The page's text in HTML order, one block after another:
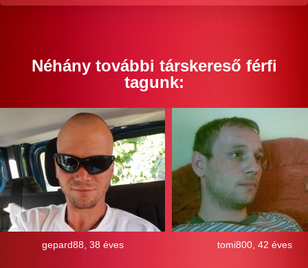
Néhány további társkereső férfi
tagunk:
gepard88, 38 éves tomi800, 42 éves